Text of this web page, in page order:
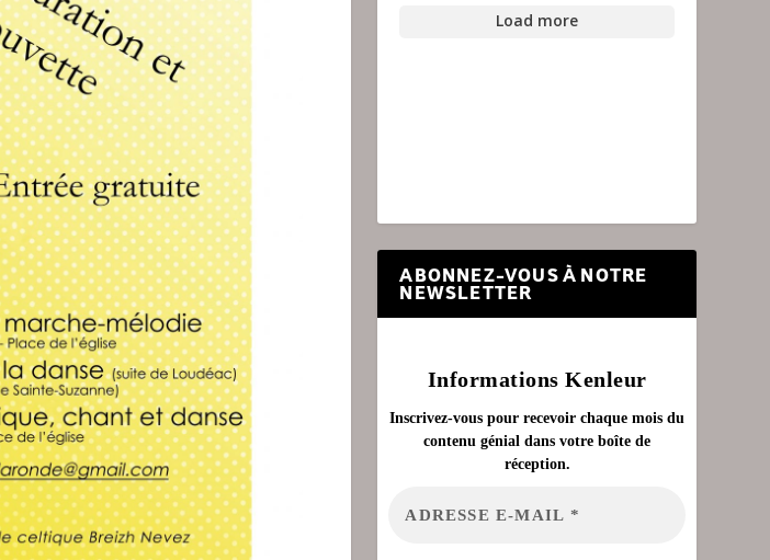
Load more
ABONNEZ-VOUS À NOTRE
NEWSLETTER
Informations Kenleur
Inscrivez-vous pour recevoir chaque mois du
contenu génial dans votre boîte de
réception.